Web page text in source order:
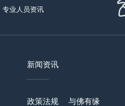
专业人员资讯
新闻资讯
——
政策法规
与佛有缘